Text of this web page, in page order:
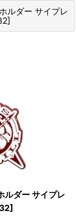
ルダー サイプレ
]
ダー サイプレ
]